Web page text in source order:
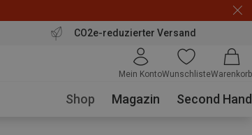
CO2e-reduzierter Versand
Mein KontoWunschlisteWarenkorb
Shop Magazin Second Hand